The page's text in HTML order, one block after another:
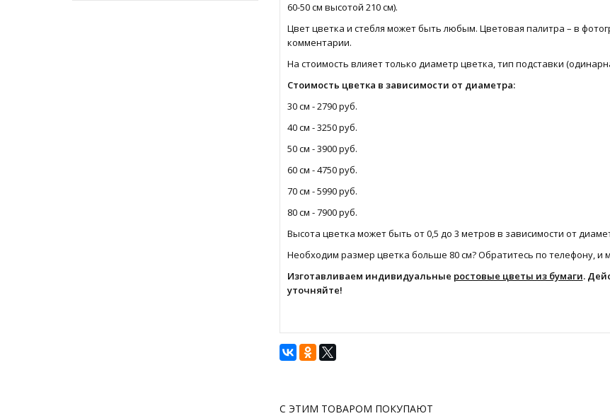
60-50 см высотой 210 см).
Цвет цветка и стебля может быть любым. Цветовая палитра – в
комментарии.
На стоимость влияет только диаметр цветка, тип подставки
Стоимость цветка в зависимости от диаметра:
30 см - 2790 руб.
40 см - 3250 руб.
50 см - 3900 руб.
60 см - 4750 руб.
70 см - 5990 руб.
80 см - 7900 руб.
Высота цветка может быть от 0,5 до 3 метров в зависимости от
Необходим размер цветка больше 80 см? Обратитесь по телефону, и
Изготавливаем индивидуальные ростовые цветы из бумаги.
уточняйте!
С ЭТИМ ТОВАРОМ ПОКУПАЮТ